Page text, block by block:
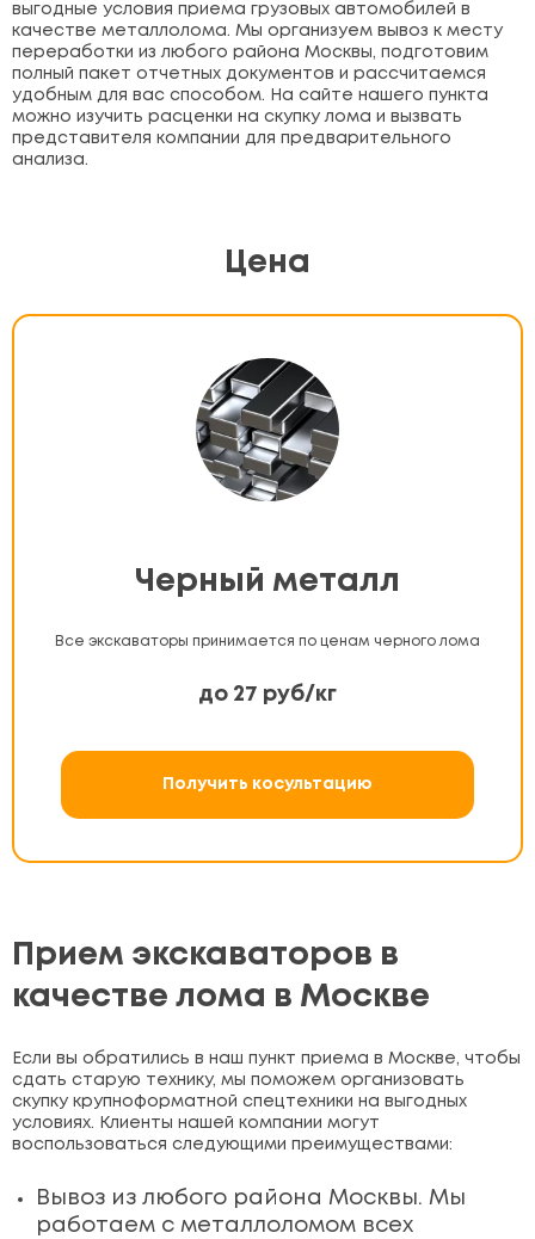
выгодные условия приема грузовых автомобилей в
качестве металлолома. Мы организуем вывоз к месту
переработки из любого района Москвы, подготовим
полный пакет отчетных документов и рассчитаемся
удобным для вас способом. На сайте нашего пункта
можно изучить расценки на скупку лома и вызвать
представителя компании для предварительного
анализа.
Цена
Черный металл
Все экскаваторы принимается по ценам черного лома
до 27 руб/кг
Получить косультацию
Прием экскаваторов в
качестве лома в Москве
Если вы обратились в наш пункт приема в Москве, чтобы
сдать старую технику, мы поможем организовать
скупку крупноформатной спецтехники на выгодных
условиях. Клиенты нашей компании могут
воспользоваться следующими преимуществами:
Вывоз из любого района Москвы. Мы
работаем с металлоломом всех